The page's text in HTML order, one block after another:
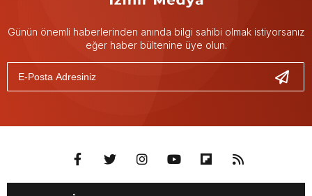
Günün önemli haberlerinden anında bilgi sahibi olmak istiyorsanız
eğer haber bültenine üye olun.